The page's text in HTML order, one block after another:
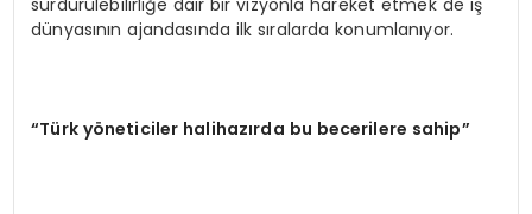
dünyasının ajandasında ilk sıralarda konumlanıyor.
“Türk yöneticiler halihazırda bu becerilere sahip”